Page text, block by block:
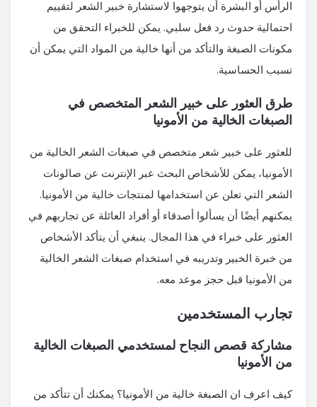
الرأس أو البشرة أن يتوجهوا لاستشارة خبير الشعر لتقييم
احتمالية حدوث رد فعل سلبي. يمكن للخبراء التحقق من
مكونات الصبغة والتأكد من أنها خالية من المواد التي يمكن أن
تسبب الحساسية.
طرق العثور على خبير الشعر المتخصص في
الصبغات الخالية من الأمونيا
للعثور على خبير شعر متخصص في صبغات الشعر الخالية من
الأمونيا، يمكن للأشخاص البحث عبر الإنترنت عن صالونات
الشعر التي تعلن عن استخدامها لمنتجات خالية من الأمونيا.
يمكنهم أيضًا أن يسألوا أصدقاء أو أفراد العائلة عن تجاربهم في
العثور على خبراء في هذا المجال. ينبغي أن يتأكد الأشخاص
من خبرة الخبير وتدريبه في استخدام صبغات الشعر الخالية
من الأمونيا قبل حجز موعد معه.
تجارب المستخدمين
مشاركة قصص النجاح لمستخدمي الصبغات الخالية
من الأمونيا
كيف اعرف ان الصبغة خالية من الأمونيا؟ يمكنك أن تتأكد من